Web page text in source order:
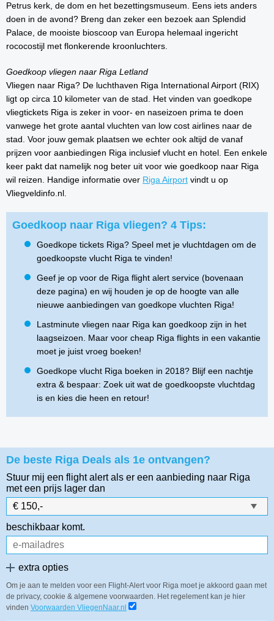
Petrus kerk, de dom en het bezettingsmuseum. Eens iets anders
doen in de avond? Breng dan zeker een bezoek aan Splendid
Palace, de mooiste bioscoop van Europa helemaal ingericht
rococostijl met flonkerende kroonluchters.
Goedkoop vliegen naar Riga Letland
Vliegen naar Riga? De luchthaven Riga International Airport (RIX)
ligt op circa 10 kilometer van de stad. Het vinden van goedkope
vliegtickets Riga is zeker in voor- en naseizoen prima te doen
vanwege het grote aantal vluchten van low cost airlines naar de
stad. Voor jouw gemak plaatsen we echter ook altijd de vanaf
prijzen voor aanbiedingen Riga inclusief vlucht en hotel. Een enkele
keer pakt dat namelijk nog beter uit voor wie goedkoop naar Riga
wil reizen. Handige informatie over Riga Airport vindt u op
Vliegveldinfo.nl.
Goedkoop naar Riga vliegen? 4 Tips:
Goedkope tickets Riga? Speel met je vluchtdagen om de
goedkoopste vlucht Riga te vinden!
Geef je op voor de Riga flight alert service (bovenaan
deze pagina) en wij houden je op de hoogte van alle
nieuwe aanbiedingen van goedkope vluchten Riga!
Lastminute vliegen naar Riga kan goedkoop zijn in het
laagseizoen. Maar voor cheap Riga flights in een vakantie
moet je juist vroeg boeken!
Goedkope vlucht Riga boeken in 2018? Blijf een nachtje
extra & bespaar: Zoek uit wat de goedkoopste vluchtdag
is en kies die heen en retour!
De beste Riga Deals als 1e ontvangen?
Stuur mij een flight alert als er een aanbieding naar Riga
met een prijs lager dan
beschikbaar komt.
extra opties
Om je aan te melden voor een Flight-Alert voor Riga moet je akkoord gaan met
de privacy, cookie & algemene voorwaarden. Het regelement kan je hier
vinden Voorwaarden VliegenNaar.nl